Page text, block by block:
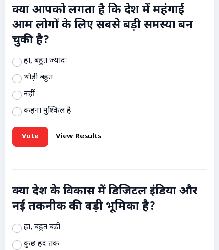
क्या आपको लगता है कि देश में महंगाई
आम लोगों के लिए सबसे बड़ी समस्या बन
चुकी है?
हां, बहुत ज्यादा
थोड़ी बहुत
नहीं
कहना मुश्किल है
Vote View Results
क्या देश के विकास में डिजिटल इंडिया और
नई तकनीक की बड़ी भूमिका है?
हां, बहुत बड़ी
कुछ हद तक